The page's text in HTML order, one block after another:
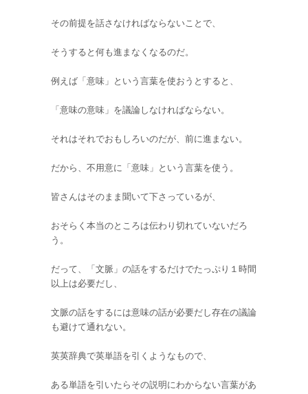
その前提を話さなければならないことで、
そうすると何も進まなくなるのだ。
例えば「意味」という言葉を使おうとすると、
「意味の意味」を議論しなければならない。
それはそれでおもしろいのだが、前に進まない。
だから、不用意に「意味」という言葉を使う。
皆さんはそのまま聞いて下さっているが、
おそらく本当のところは伝わり切れていないだろ
う。
だって、「文脈」の話をするだけでたっぷり１時間
以上は必要だし、
文脈の話をするには意味の話が必要だし存在の議論
も避けて通れない。
英英辞典で英単語を引くようなもので、
ある単語を引いたらその説明にわからない言葉があ